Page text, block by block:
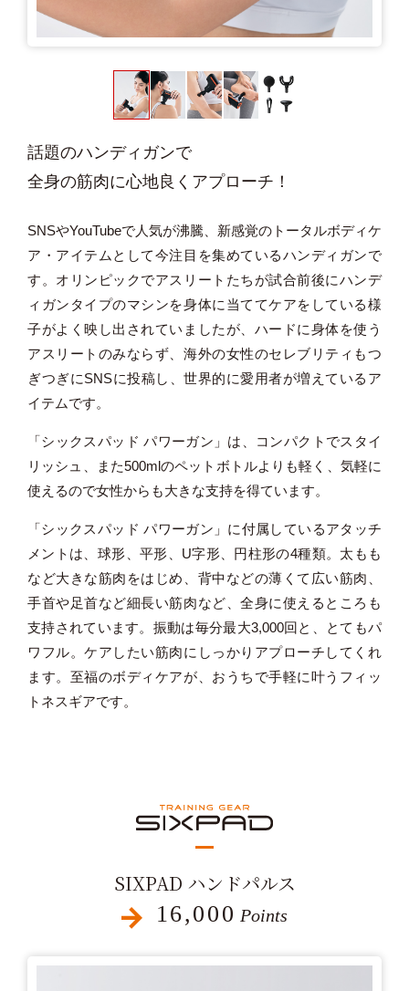
話題のハンディガンで
全身の筋肉に心地良くアプローチ！
SNSやYouTubeで人気が沸騰、新感覚のトータルボディケ
ア・アイテムとして今注目を集めているハンディガンで
す。オリンピックでアスリートたちが試合前後にハンデ
ィガンタイプのマシンを身体に当ててケアをしている様
子がよく映し出されていましたが、ハードに身体を使う
アスリートのみならず、海外の女性のセレブリティもつ
ぎつぎにSNSに投稿し、世界的に愛用者が増えているア
イテムです。
「シックスパッド パワーガン」は、コンパクトでスタイ
リッシュ、また500mlのペットボトルよりも軽く、気軽に
使えるので女性からも大きな支持を得ています。
「シックスパッド パワーガン」に付属しているアタッチ
メントは、球形、平形、U字形、円柱形の4種類。太もも
など大きな筋肉をはじめ、背中などの薄くて広い筋肉、
手首や足首など細長い筋肉など、全身に使えるところも
支持されています。振動は毎分最大3,000回と、とてもパ
ワフル。ケアしたい筋肉にしっかりアプローチしてくれ
ます。至福のボディケアが、おうちで手軽に叶うフィッ
トネスギアです。
SIXPAD ハンドパルス
16,000 Points